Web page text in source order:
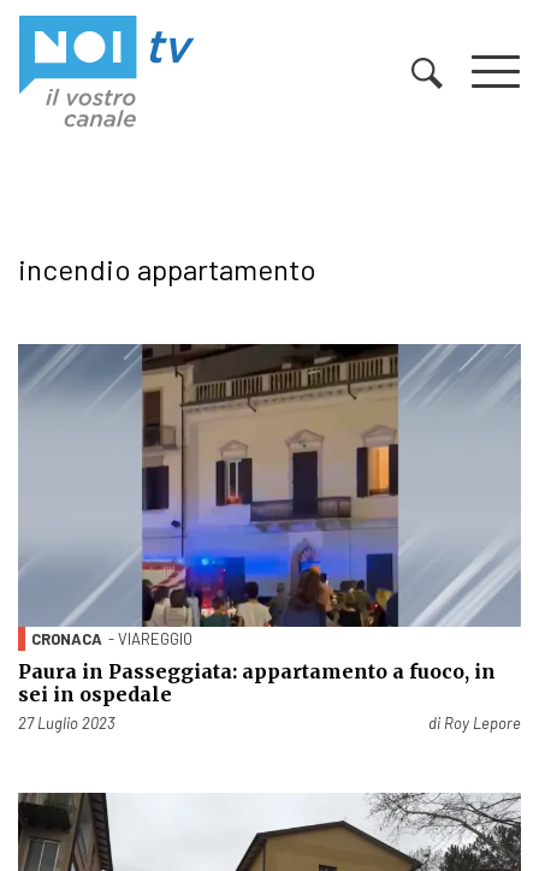
incendio appartamento
CRONACA - VIAREGGIO
Paura in Passeggiata: appartamento a fuoco, in
sei in ospedale
Pubblicato il
27 Luglio 2023 di Roy Lepore